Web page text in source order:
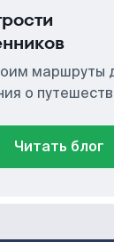
маршруты
о
Читать блог